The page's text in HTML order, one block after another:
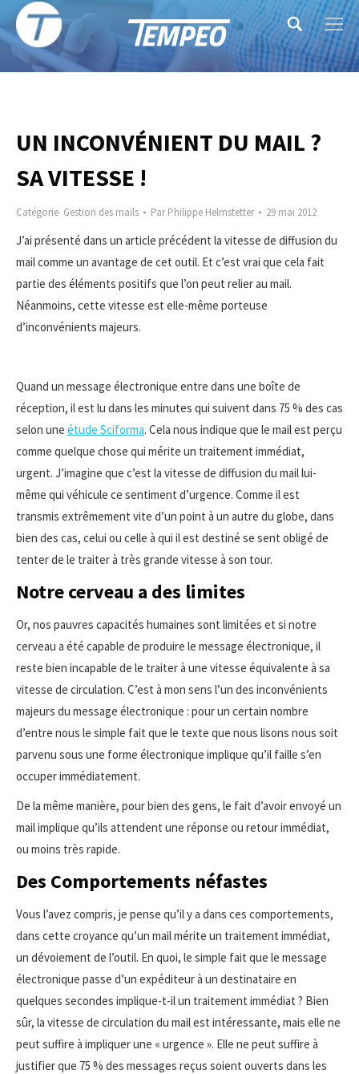
Search:
UN INCONVÉNIENT DU MAIL ?
SA VITESSE !
Catégorie Gestion des mails ParPhilippe Helmstetter 29 mai 2012
J’ai présenté dans un article précédent la vitesse de diffusion du
mail comme un avantage de cet outil. Et c’est vrai que cela fait
partie des éléments positifs que l’on peut relier au mail.
Néanmoins, cette vitesse est elle-même porteuse
d’inconvénients majeurs.
Quand un message électronique entre dans une boîte de
réception, il est lu dans les minutes qui suivent dans 75 % des cas
selon une étude Sciforma. Cela nous indique que le mail est perçu
comme quelque chose qui mérite un traitement immédiat,
urgent. J’imagine que c’est la vitesse de diffusion du mail lui-
même qui véhicule ce sentiment d’urgence. Comme il est
transmis extrêmement vite d’un point à un autre du globe, dans
bien des cas, celui ou celle à qui il est destiné se sent obligé de
tenter de le traiter à très grande vitesse à son tour.
Notre cerveau a des limites
Or, nos pauvres capacités humaines sont limitées et si notre
cerveau a été capable de produire le message électronique, il
reste bien incapable de le traiter à une vitesse équivalente à sa
vitesse de circulation. C’est à mon sens l’un des inconvénients
majeurs du message électronique : pour un certain nombre
d’entre nous le simple fait que le texte que nous lisons nous soit
parvenu sous une forme électronique implique qu’il faille s’en
occuper immédiatement.
De la même manière, pour bien des gens, le fait d’avoir envoyé un
mail implique qu’ils attendent une réponse ou retour immédiat,
ou moins très rapide.
Des Comportements néfastes
Vous l’avez compris, je pense qu’il y a dans ces comportements,
dans cette croyance qu’un mail mérite un traitement immédiat,
un dévoiement de l’outil. En quoi, le simple fait que le message
électronique passe d’un expéditeur à un destinataire en
quelques secondes implique-t-il un traitement immédiat ? Bien
sûr, la vitesse de circulation du mail est intéressante, mais elle ne
peut suffire à impliquer une « urgence ». Elle ne peut suffire à
justifier que 75 % des messages reçus soient ouverts dans les